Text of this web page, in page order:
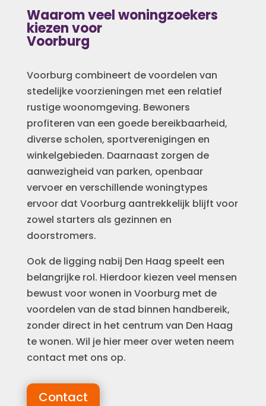
Waarom veel woningzoekers
kiezen voor
Voorburg
Voorburg combineert de voordelen van
stedelijke voorzieningen met een relatief
rustige woonomgeving. Bewoners
profiteren van een goede bereikbaarheid,
diverse scholen, sportverenigingen en
winkelgebieden. Daarnaast zorgen de
aanwezigheid van parken, openbaar
vervoer en verschillende woningtypes
ervoor dat Voorburg aantrekkelijk blijft voor
zowel starters als gezinnen en
doorstromers.
Ook de ligging nabij Den Haag speelt een
belangrijke rol. Hierdoor kiezen veel mensen
bewust voor wonen in Voorburg met de
voordelen van de stad binnen handbereik,
zonder direct in het centrum van Den Haag
te wonen. Wil je hier meer over weten neem
contact met ons op.
Contact